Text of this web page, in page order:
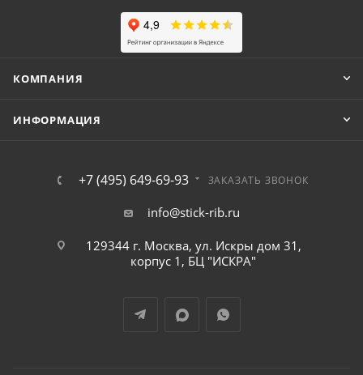
КОМПАНИЯ
ИНФОРМАЦИЯ
+7 (495) 649-69-93 ЗАКАЗАТЬ ЗВОНОК
info@stick-rib.ru
129344 г. Москва, ул. Искры дом 31,
корпус 1, БЦ "ИСКРА"